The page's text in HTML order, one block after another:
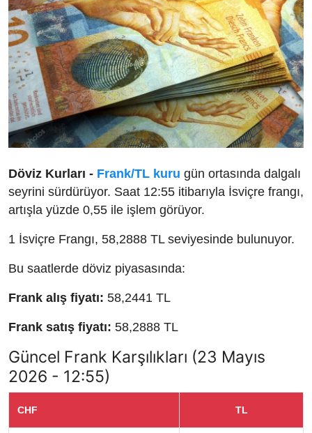
Döviz Kurları - Frank/TL kuru gün ortasında dalgalı
seyrini sürdürüyor. Saat 12:55 itibarıyla İsviçre frangı,
artışla yüzde 0,55 ile işlem görüyor.
1 İsviçre Frangı, 58,2888 TL seviyesinde bulunuyor.
Bu saatlerde döviz piyasasında:
Frank alış fiyatı: 58,2441 TL
Frank satış fiyatı: 58,2888 TL
Güncel Frank Karşılıkları (23 Mayıs
2026 - 12:55)
CHF TL